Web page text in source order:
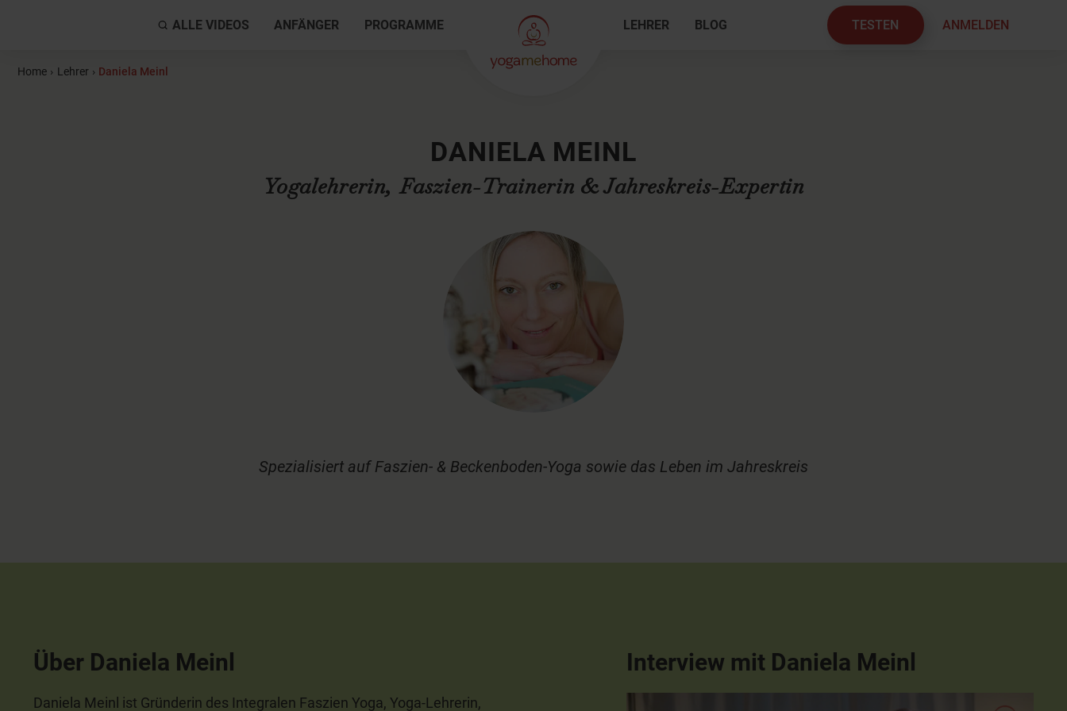
ALLE VIDEOS ANFÄNGER PROGRAMME LEHRER BLOG TESTEN ANMELDEN
Home › Lehrer › Daniela Meinl
DANIELA MEINL
Yogalehrerin, Faszien-Trainerin & Jahreskreis-Expertin
Spezialisiert auf Faszien- & Beckenboden-Yoga sowie das Leben im Jahreskreis
Über Daniela Meinl
Daniela Meinl ist Gründerin des Integralen Faszien Yoga, Yoga-Lehrerin,
Interview mit Daniela Meinl